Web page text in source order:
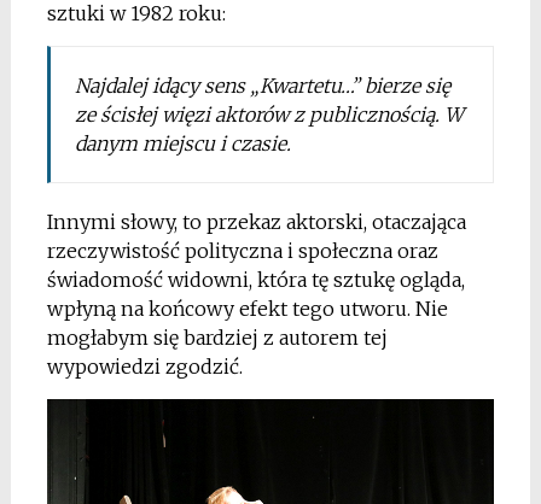
sztuki w 1982 roku:
Najdalej idący sens „Kwartetu…” bierze się
ze ścisłej więzi aktorów z publicznością. W
danym miejscu i czasie.
Innymi słowy, to przekaz aktorski, otaczająca
rzeczywistość polityczna i społeczna oraz
świadomość widowni, która tę sztukę ogląda,
wpłyną na końcowy efekt tego utworu. Nie
mogłabym się bardziej z autorem tej
wypowiedzi zgodzić.